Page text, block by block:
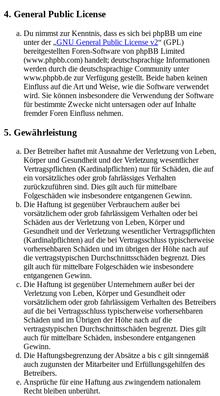
4. General Public License
Du nimmst zur Kenntnis, dass es sich bei phpBB um eine
unter der „GNU General Public License v2“ (GPL)
bereitgestellten Foren-Software von phpBB Limited
(www.phpbb.com) handelt; deutschsprachige Informationen
werden durch die deutschsprachige Community unter
www.phpbb.de zur Verfügung gestellt. Beide haben keinen
Einfluss auf die Art und Weise, wie die Software verwendet
wird. Sie können insbesondere die Verwendung der Software
für bestimmte Zwecke nicht untersagen oder auf Inhalte
fremder Foren Einfluss nehmen.
5. Gewährleistung
Der Betreiber haftet mit Ausnahme der Verletzung von Leben,
Körper und Gesundheit und der Verletzung wesentlicher
Vertragspflichten (Kardinalpflichten) nur für Schäden, die auf
ein vorsätzliches oder grob fahrlässiges Verhalten
zurückzuführen sind. Dies gilt auch für mittelbare
Folgeschäden wie insbesondere entgangenen Gewinn.
Die Haftung ist gegenüber Verbrauchern außer bei
vorsätzlichem oder grob fahrlässigem Verhalten oder bei
Schäden aus der Verletzung von Leben, Körper und
Gesundheit und der Verletzung wesentlicher Vertragspflichten
(Kardinalpflichten) auf die bei Vertragsschluss typischerweise
vorhersehbaren Schäden und im übrigen der Höhe nach auf
die vertragstypischen Durchschnittsschäden begrenzt. Dies
gilt auch für mittelbare Folgeschäden wie insbesondere
entgangenen Gewinn.
Die Haftung ist gegenüber Unternehmern außer bei der
Verletzung von Leben, Körper und Gesundheit oder
vorsätzlichem oder grob fahrlässigem Verhalten des Betreibers
auf die bei Vertragsschluss typischerweise vorhersehbaren
Schäden und im Übrigen der Höhe nach auf die
vertragstypischen Durchschnittsschäden begrenzt. Dies gilt
auch für mittelbare Schäden, insbesondere entgangenen
Gewinn.
Die Haftungsbegrenzung der Absätze a bis c gilt sinngemäß
auch zugunsten der Mitarbeiter und Erfüllungsgehilfen des
Betreibers.
Ansprüche für eine Haftung aus zwingendem nationalem
Recht bleiben unberührt.